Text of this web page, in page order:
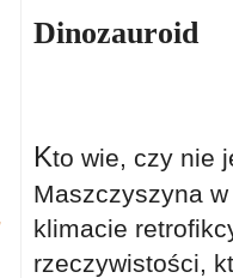
Dinozauroid
Kto wie, czy nie
Maszczyszyna
klimacie
rzeczywistości,